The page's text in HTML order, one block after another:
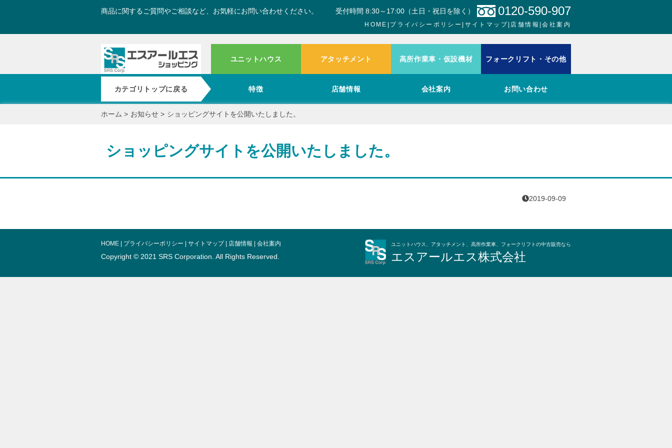
受付時間 8:30～17:00（土日・祝日を除く） 0120-590-907
商品に関するご質問やご相談など、お気軽にお問い合わせください。
HOME プライバシーポリシー サイトマップ 店舗情報 |会社案内
ユニットハウス アタッチメント 高所作業車・仮設機材 フォークリフト・その他
カテゴリトップに戻る 特徴 店舗情報 会社案内 お問い合わせ
ホーム > お知らせ > ショッピングサイトを公開いたしました。
ショッピングサイトを公開いたしました。
2019-09-09
ユニットハウス、アタッチメント、高所作業車、フォークリフトの中古販売なら
エスアールエス株式会社
HOME プライバシーポリシー サイトマップ| 店舗情報 会社案内
Copyright © 2021 SRS Corporation. All Rights Reserved.